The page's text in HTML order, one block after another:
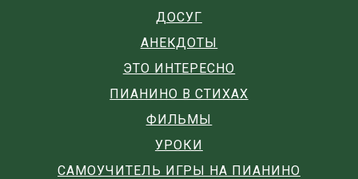
ДОСУГ
АНЕКДОТЫ
ЭТО ИНТЕРЕСНО
ПИАНИНО В СТИХАХ
ФИЛЬМЫ
УРОКИ
САМОУЧИТЕЛЬ ИГРЫ НА ПИАНИНО